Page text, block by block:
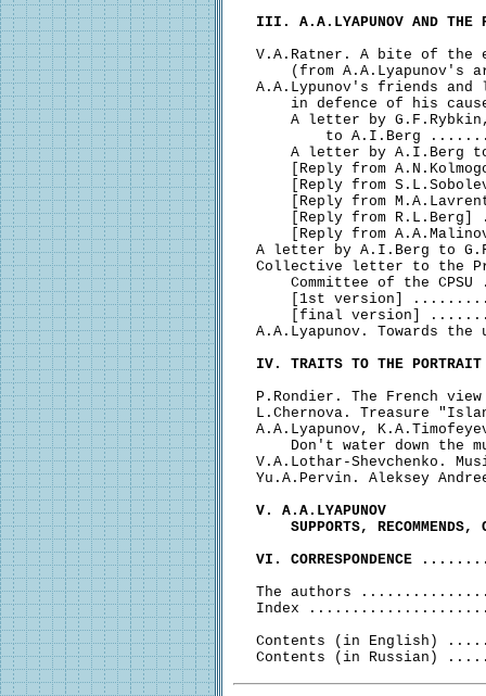
III. A.A.LYAPUNOV AND
V.A.Ratner. A bite of the
(from A.A.Lyapunov's
A.A.Lypunov's friends and
in defence of his
A letter by
to A.I.Berg
A letter by A.I.Berg
[Reply from
[Reply from
[Reply from
[Reply from R.L.Berg]
[Reply from
A letter by A.I.Berg to
Collective letter to the
Committee of the CPSU
[1st version]
[final version]
A.A.Lyapunov. Towards the
IV. TRAITS TO THE
P.Rondier. The French
L.Chernova. Treasure
A.A.Lyapunov,
Don't water down the
V.A.Lothar-Shevchenko.
Yu.A.Pervin. Aleksey
V. A.A.LYAPUNOV
SUPPORTS, RECOMMENDS,
VI.
The authors
Index
Contents (in English)